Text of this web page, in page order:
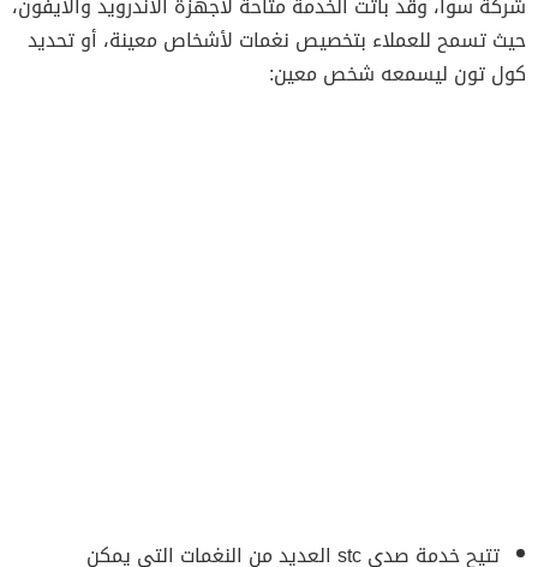
حيث تسمح للعملاء بتخصيص نغمات لأشخاص معينة، أو تحديد
كول تون ليسمعه شخص معين:
تتيح خدمة صدى stc العديد من النغمات التي يمكن